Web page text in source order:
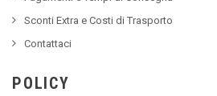
Sconti Extra e Costi di Trasporto
Contattaci
POLICY